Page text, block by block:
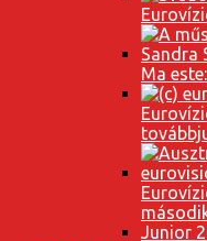
Ma
Junior